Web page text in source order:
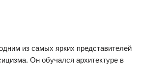
из самых ярких представителей
Он обучался архитектуре в